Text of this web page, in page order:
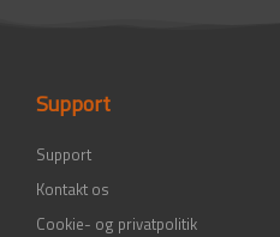
Support
Support
Kontakt os
Cookie- og privatpolitik